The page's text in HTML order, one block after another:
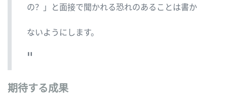
の？」と面接で聞かれる恐れのあることは書か
ないようにします。
期待する成果